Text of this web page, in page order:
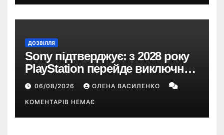
ДОЗВІЛЛЯ
Sony підтверджує: з 2028 року
PlayStation перейде виключно
на цифрові ігри
06/08/2026 ОЛЕНА ВАСИЛЕНКО
КОМЕНТАРІВ НЕМАЄ